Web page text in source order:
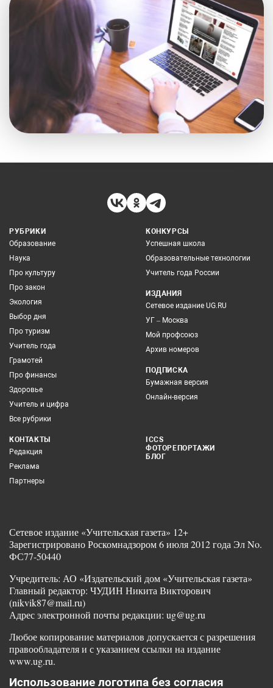
РУБРИКИ
Образование
Наука
Про культуру
Про закон
Экология
Выбор дня
Про туризм
Учитель года
Грамотей
Про финансы
Здоровье
Учитель и цифра
Все рубрики
КОНКУРСЫ
Успешная школа
Образовательные технологии
Учитель года России
ИЗДАНИЯ
Сетевое издание UG.RU
УГ – Москва
Мой профсоюз
Архив номеров
ПОДПИСКА
Бумажная версия
Онлайн-версия
КОНТАКТЫ
Редакция
Реклама
Партнеры
ICCS
ФОТОРЕПОРТАЖИ
БЛОГ
Сетевое издание «Учительская газета» 12+
Зарегистрировано Роскомнадзором 6 июля 2012 года Эл No.
ФС77-50440
Учредитель: АО «Издательский дом «Учительская газета»
Главный редактор: ЧУДИН Никита Викторович
(nikvik87@mail.ru)
Адрес электронной почты редакции: ug@ug.ru
Любое копирование материалов допускается с разрешения
правообладателя и с указанием ссылки на издание
www.ug.ru.
Использование логотипа без согласия